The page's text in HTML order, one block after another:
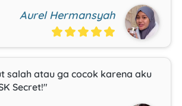
Aurel Hermansyah
salah atau ga cocok karena aku
Secret!"